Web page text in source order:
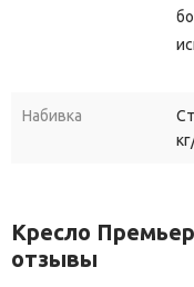
Набивка
Кресло Премьер
отзывы